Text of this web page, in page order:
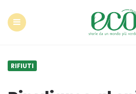
RIFIUTI